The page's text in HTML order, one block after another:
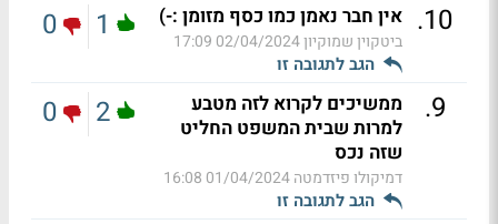
10
. אין חבר נאמן כמו כסף מזומן :-)
ביטקוין שמוקיון02/04/2024 17:09
הגב לתגובה זו
1
0
9
.
ממשיכים לקרוא לזה מטבע
למרות שבית המשפט החליט
שזה נכס
דמיקולו פיזדמטה01/04/2024 16:08
הגב לתגובה זו
2
0